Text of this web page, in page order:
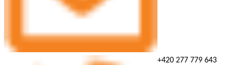
+420 277 779 643